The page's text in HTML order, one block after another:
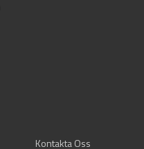
Kontakta Oss